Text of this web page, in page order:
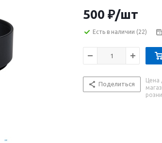
500 ₽/шт
Есть в наличии (22)
Поделиться
Цена